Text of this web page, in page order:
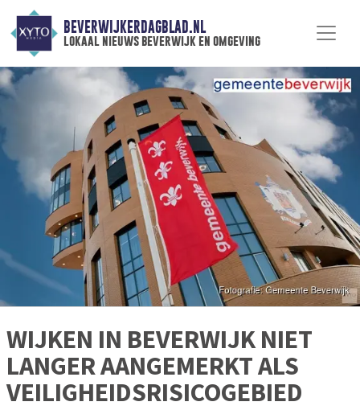
BEVERWIJKERDAGBLAD.NL
lokaal nieuws beverwijk en omgeving
WIJKEN IN BEVERWIJK NIET
LANGER AANGEMERKT ALS
VEILIGHEIDSRISICOGEBIED